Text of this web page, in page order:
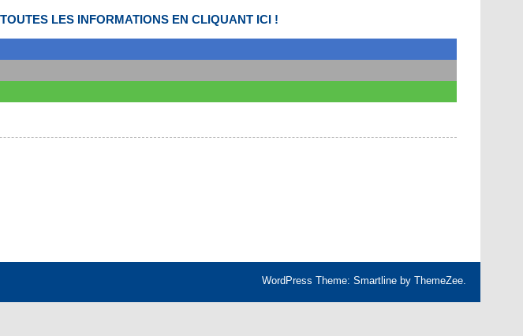
TOUTES LES INFORMATIONS EN CLIQUANT ICI !
WordPress Theme: Smartline by ThemeZee.